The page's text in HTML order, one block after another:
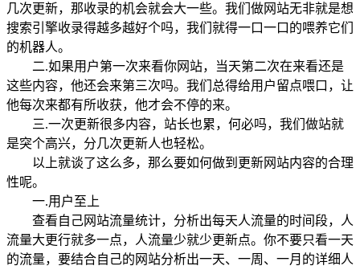
几次更新，那收录的机会就会大一些。我们做网站无非就是想
搜索引擎收录得越多越好个吗，我们就得一口一口的喂养它们
的机器人。
二.如果用户第一次来看你网站，当天第二次在来看还是
这些内容，他还会来第三次吗。我们总得给用户留点喂口，让
他每次来都有所收获，他才会不停的来。
三.一次更新很多内容，站长也累，何必吗，我们做站就
是突个高兴，分几次更新人也轻松。
以上就谈了这么多，那么要如何做到更新网站内容的合理
性呢。
一.用户至上
查看自己网站流量统计，分析出每天人流量的时间段，人
流量大更行就多一点，人流量少就少更新点。你不要只看一天
的流量，要结合自己的网站分析出一天、一周、一月的详细人